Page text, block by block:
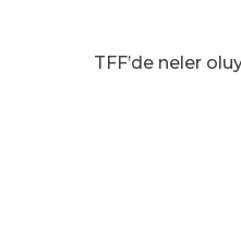
TFF’de neler